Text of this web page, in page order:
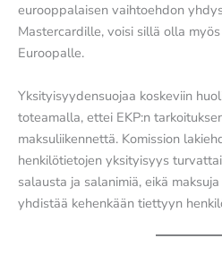
eurooppalaisen vaihtoehdon
Mastercardille, voisi sillä olla
Euroopalle.
Yksityisyydensuojaa koskeviin
toteamalla, ettei EKP:n
maksuliikennettä. Komission
henkilötietojen yksityisyys
salausta ja salanimiä, eikä
yhdistää kehenkään tiettyyn